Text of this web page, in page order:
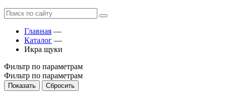
Главная —
Каталог —
Икра щуки
Фильтр по параметрам
Фильтр по параметрам
Показать Сбросить